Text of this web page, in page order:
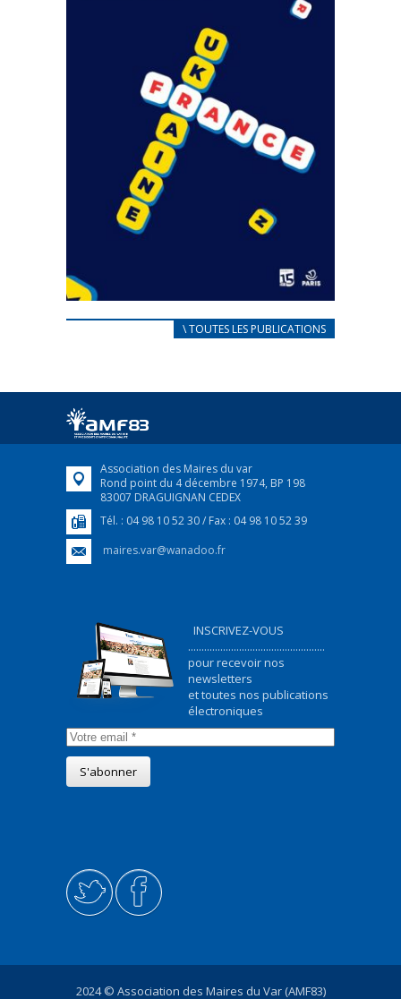
CARNET D’ACCUEIL
Afin d’accompagner au mieux les réfugiés
FEUILLETER
\ TOUTES LES PUBLICATIONS
Association des Maires du var
Rond point du 4 décembre 1974, BP 198
83007 DRAGUIGNAN CEDEX
Tél. : 04 98 10 52 30 / Fax : 04 98 10 52 39
maires.var@wanadoo.fr
INSCRIVEZ-VOUS
...................................................
pour recevoir nos
newsletters
et toutes nos publications
électroniques
2024 © Association des Maires du Var (AMF83)